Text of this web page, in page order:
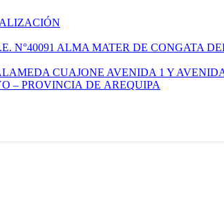
N°40091 ALMA MATER DE CONGATA
CUAJONE AVENIDA 1 Y
– PROVINCIA DE AREQUIPA